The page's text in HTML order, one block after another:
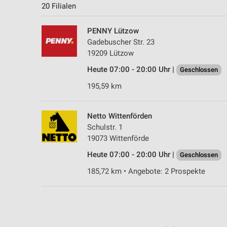
20 Filialen
PENNY Lützow
Gadebuscher Str. 23
19209 Lützow
Heute 07:00 - 20:00 Uhr |
Geschlossen
195,59 km
Netto Wittenförden
Schulstr. 1
19073 Wittenförde
Heute 07:00 - 20:00 Uhr |
Geschlossen
185,72 km • Angebote: 2 Prospekte